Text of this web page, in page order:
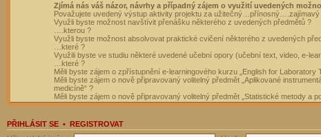
Zjímá nás váš názor, návrhy a případný zájem o využití uvedených
Považujete uvedený výstup aktivity projektu za užitečný…přínosný….zajímavý
Využli byste možnost navštívit přenášku některého z uvedených předmětů ?
….kterou ?
Využli byste možnost absolvovat praktické cvičení některého z uvedených
…které ?
Využili byste ve studiu některé uvedené učební opory (učební text, video, e-
…které ?
Měli byste zájem o zpřístupnění e-learningového kurzu „English for Laboratory
Měli byste zájem o nově připravovaný volitelný předmět „Aplikované
medicíně“ ?
Měli byste zájem o nově připravovaný volitelný předmět „Statistické metody a
PŘIHLÁSIT SE • REGISTROVAT